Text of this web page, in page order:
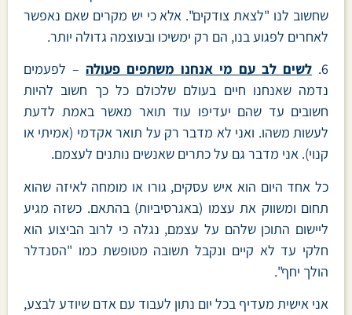
שחשוב לנו "לצאת צודקים". אלא כי יש מקרים שאם נאפשר
לאחרים לפגוע בנו, הם רק ימשיכו ובעוצמה גדולה יותר.
6. לשים לב עם מי אנחנו משתפים פעולה – לפעמים
נדמה שאנחנו חיים בעולם שלכולם כל כך חשוב להיות
חשובים עד שהם יעדיפו עוד תואר מאשר באמת לדעת
לעשות משהו. ואני לא מדבר רק על תואר אקדמי (אמיתי או
קנוי). אני מדבר גם על כתרים שאנשים נותנים לעצמם.
כל אחד היום הוא איש עסקים, גורו או מומחה לאיזה שהוא
תחום ומשווק את עצמו (באגרסיביות) בהתאם. כשזה מגיע
ליישום התוכן שלהם על עצמם, נגלה כי לרוב הביצוע הוא
חלקי עד לא קיים ונקבל תשובה מטופשת כמו "הסנדלר
הולך יחף".
אני אישית מעדיף בכל יום נתון לעבוד עם אדם שיודע לבצע,